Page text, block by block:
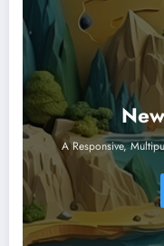
A Responsive,